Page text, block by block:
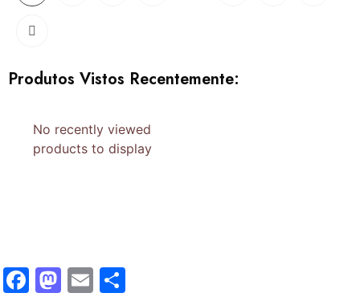
Produtos Vistos Recentemente:
No recently viewed
products to display
Facebook
Mastodon
Email